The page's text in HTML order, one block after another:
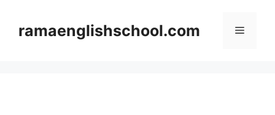
contentramaenglishschool.com Menu